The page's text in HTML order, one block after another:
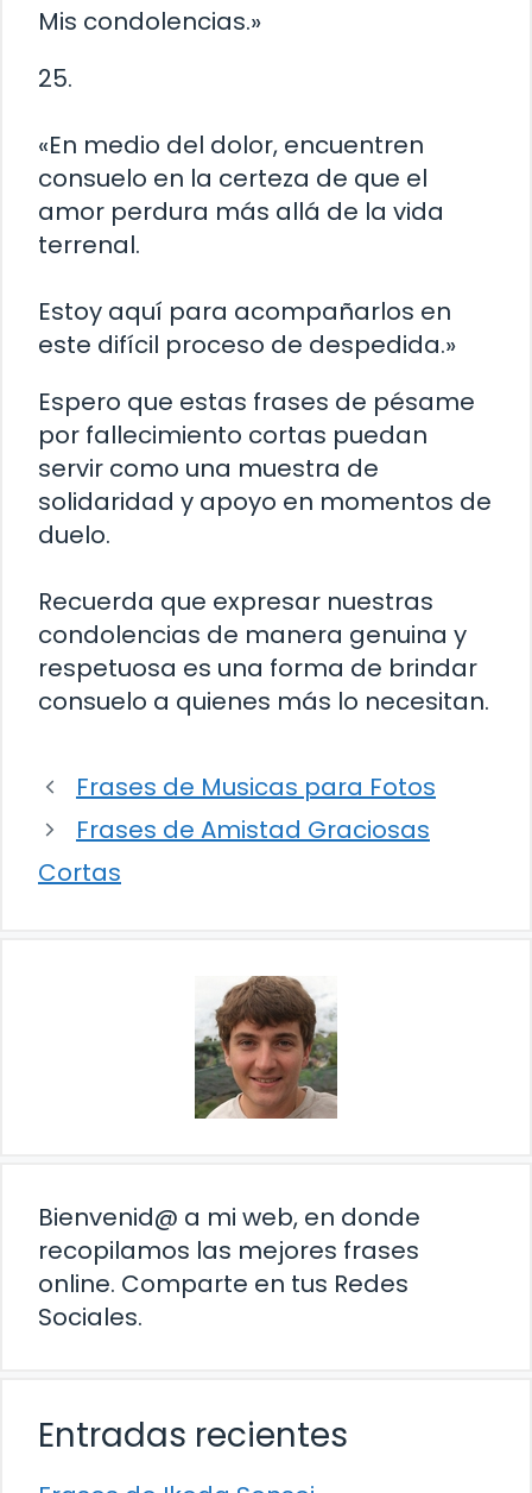
Mis condolencias.»
25.
«En medio del dolor, encuentren
consuelo en la certeza de que el
amor perdura más allá de la vida
terrenal.
Estoy aquí para acompañarlos en
este difícil proceso de despedida.»
Espero que estas frases de pésame
por fallecimiento cortas puedan
servir como una muestra de
solidaridad y apoyo en momentos de
duelo.
Recuerda que expresar nuestras
condolencias de manera genuina y
respetuosa es una forma de brindar
consuelo a quienes más lo necesitan.
Frases de Musicas para Fotos
Frases de Amistad Graciosas
Cortas
Bienvenid@ a mi web, en donde
recopilamos las mejores frases
online. Comparte en tus Redes
Sociales.
Entradas recientes